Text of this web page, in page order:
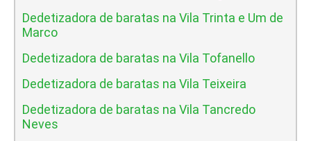
Dedetizadora de baratas na Vila Trinta e Um de
Marco
Dedetizadora de baratas na Vila Tofanello
Dedetizadora de baratas na Vila Teixeira
Dedetizadora de baratas na Vila Tancredo
Neves